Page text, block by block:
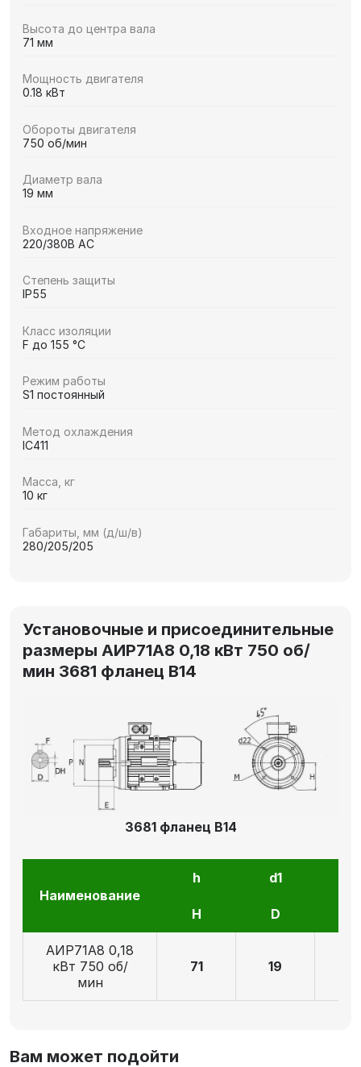
Высота до центра вала
71 мм
Мощность двигателя
0.18 кВт
Обороты двигателя
750 об/мин
Диаметр вала
19 мм
Входное напряжение
220/380В AC
Степень защиты
IP55
Класс изоляции
F до 155 °C
Режим работы
S1 постоянный
Метод охлаждения
IC411
Масса, кг
10 кг
Габариты, мм (д/ш/в)
280/205/205
Установочные и присоединительные
размеры АИР71А8 0,18 кВт 750 об/
мин 3681 фланец В14
3681 фланец В14
Наименование
h d1
H D
АИР71А8 0,18
кВт 750 об/
мин
71 19
Вам может подойти